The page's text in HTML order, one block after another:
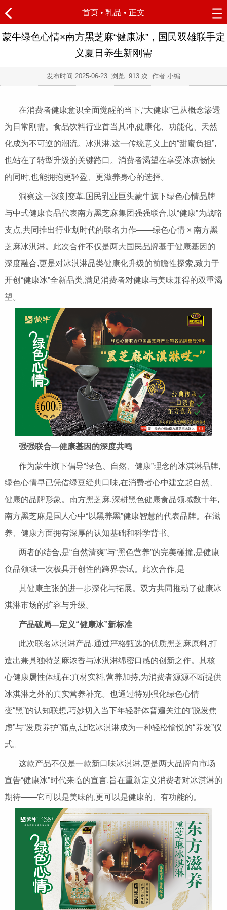
首页 • 乳品 • 正文
蒙牛绿色心情×南方黑芝麻“健康冰”，国民双雄联手定
义夏日养生新刚需
发布时间:2025-06-23 浏览: 913 次 作者:小编
在消费者健康意识全面觉醒的当下,“大健康”已从概念渗透
为日常刚需。食品饮料行业首当其冲,健康化、功能化、天然
化成为不可逆的潮流。冰淇淋,这一传统意义上的“甜蜜负担”,
也站在了转型升级的关键路口。消费者渴望在享受冰凉畅快
的同时,也能拥抱更轻盈、更滋养身心的选择。
洞察这一深刻变革,国民乳业巨头蒙牛旗下绿色心情品牌
与中式健康食品代表南方黑芝麻集团强强联合,以“健康”为战略
支点,共同推出行业划时代的联名力作——绿色心情 × 南方黑
芝麻冰淇淋。此次合作不仅是两大国民品牌基于健康基因的
深度融合,更是对冰淇淋品类健康化升级的前瞻性探索,致力于
开创“健康冰”全新品类,满足消费者对健康与美味兼得的双重渴
望。
强强联合—健康基因的深度共鸣
作为蒙牛旗下倡导“绿色、自然、健康”理念的冰淇淋品牌,
绿色心情早已凭借绿豆经典口味,在消费者心中建立起自然、
健康的品牌形象。南方黑芝麻,深耕黑色健康食品领域数十年,
南方黑芝麻是国人心中“以黑养黑”健康智慧的代表品牌。在滋
养、健康方面拥有深厚的认知基础和科学背书。
两者的结合,是“自然清爽”与“黑色营养”的完美碰撞,是健康
食品领域一次极具开创性的跨界尝试。此次合作,是
其健康主张的进一步深化与拓展。双方共同推动了健康冰
淇淋市场的扩容与升级。
产品破局—定义“健康冰”新标准
此次联名冰淇淋产品,通过严格甄选的优质黑芝麻原料,打
造出兼具独特芝麻浓香与冰淇淋绵密口感的创新之作。其核
心健康属性体现在:真材实料,营养加持,为消费者源源不断提供
冰淇淋之外的真实营养补充。也通过特别强化绿色心情
变“黑”的认知联想,巧妙切入当下年轻群体普遍关注的“脱发焦
虑”与“发质养护”痛点,让吃冰淇淋成为一种轻松愉悦的“养发”仪
式。
这款产品不仅是一款新口味冰淇淋,更是两大品牌向市场
宣告“健康冰”时代来临的宣言,旨在重新定义消费者对冰淇淋的
期待——它可以是美味的,更可以是健康的、有功能的。